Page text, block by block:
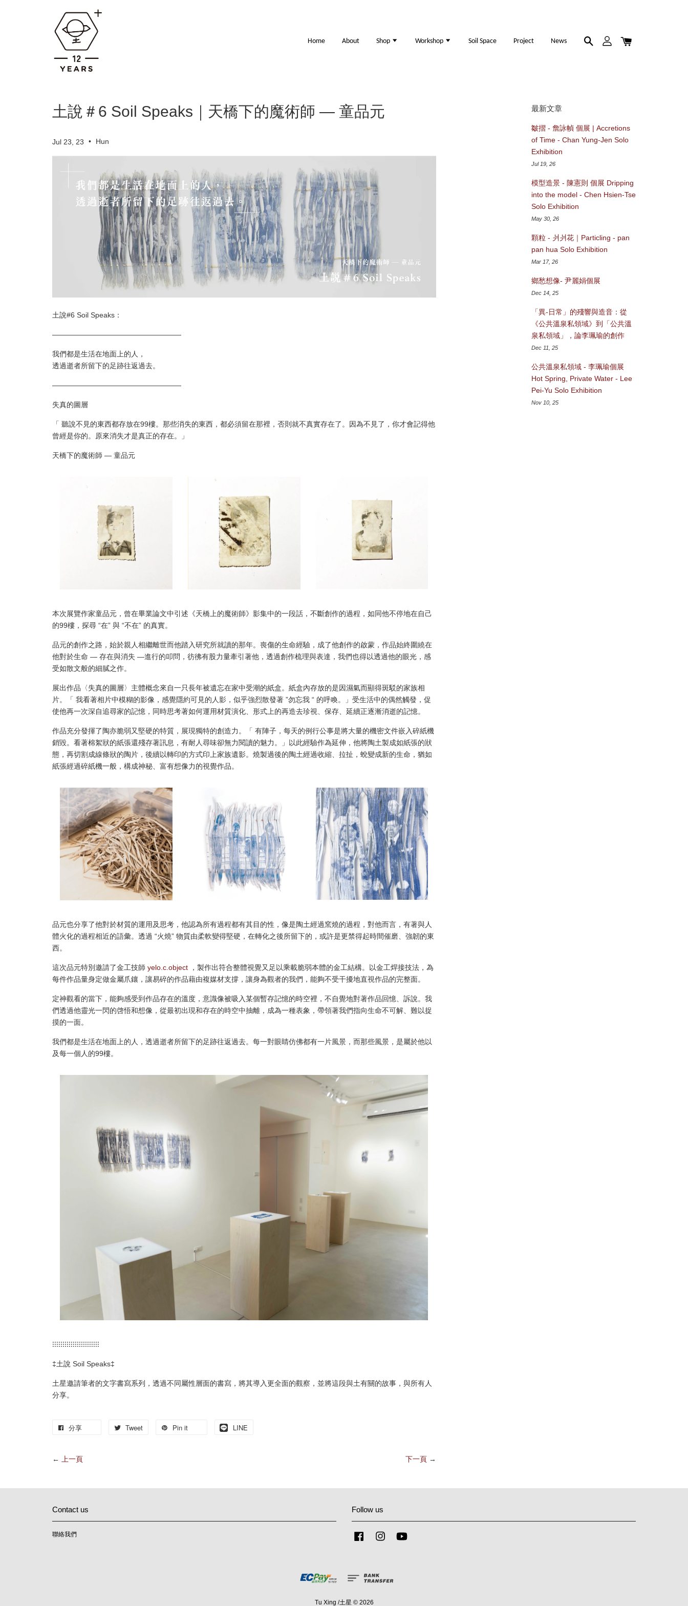
Home About Shop Workshop Soil Space Project News
土說＃6 Soil Speaks｜天橋下的魔術師 — 童品元
Jul 23, 23 • Hun
土說#6 Soil Speaks：
——————————————————
我們都是生活在地面上的人，
透過逝者所留下的足跡往返過去。
——————————————————
失真的圖層
「 聽說不見的東西都存放在99樓。那些消失的東西，都必須留在那裡，否則就不真實存在了。因為不見了，你才會記得他
曾經是你的。原來消失才是真正的存在。」
天橋下的魔術師 — 童品元
本次展覽作家童品元，曾在畢業論文中引述《天橋上的魔術師》影集中的一段話，不斷創作的過程，如同他不停地在自己
的99樓，探尋 “在” 與 “不在” 的真實。
品元的創作之路，始於親人相繼離世而他踏入研究所就讀的那年。喪傷的生命經驗，成了他創作的啟蒙，作品始終圍繞在
他對於生命 — 存在與消失 —進行的叩問，彷彿有股力量牽引著他，透過創作梳理與表達，我們也得以透過他的眼光，感
受如散文般的細膩之作。
展出作品〈失真的圖層〉主體概念來自一只長年被遺忘在家中受潮的紙盒。紙盒內存放的是因濕氣而顯得斑駁的家族相
片。「 我看著相片中模糊的影像，感覺隱約可見的人影，似乎強烈散發著 ”勿忘我 “ 的呼喚。」受生活中的偶然觸發，促
使他再一次深自追尋家的記憶，同時思考著如何運用材質演化、形式上的再造去珍視、保存、延續正逐漸消逝的記憶。
作品充分發揮了陶亦脆弱又堅硬的特質，展現獨特的創造力。「 有陣子，每天的例行公事是將大量的機密文件嵌入碎紙機
銷毀。看著棉絮狀的紙張還殘存著訊息，有耐人尋味卻無力閱讀的魅力。」以此經驗作為延伸，他將陶土製成如紙張的狀
態，再切割成線條狀的陶片，後續以轉印的方式印上家族遺影。燒製過後的陶土經過收縮、拉扯，蛻變成新的生命，猶如
紙張經過碎紙機一般，構成神秘、富有想像力的視覺作品。
品元也分享了他對於材質的運用及思考，他認為所有過程都有其目的性，像是陶土經過窯燒的過程，對他而言，有著與人
體火化的過程相近的語彙。透過 “火燒” 物質由柔軟變得堅硬，在轉化之後所留下的，或許是更禁得起時間催磨、強韌的東
西。
這次品元特別邀請了金工技師 yelo.c.object ，製作出符合整體視覺又足以乘載脆弱本體的金工結構。以金工焊接技法，為
每件作品量身定做金屬爪鑲，讓易碎的作品藉由複媒材支撐，讓身為觀者的我們，能夠不受干擾地直視作品的完整面。
定神觀看的當下，能夠感受到作品存在的溫度，意識像被吸入某個暫存記憶的時空裡，不自覺地對著作品回憶、訴說。我
們透過他靈光一閃的啓悟和想像，從最初出現和存在的時空中抽離，成為一種表象，帶領著我們指向生命不可解、難以捉
摸的一面。
我們都是生活在地面上的人，透過逝者所留下的足跡往返過去。每一對眼睛仿佛都有一片風景，而那些風景，是屬於他以
及每一個人的99樓。
⁝⁝⁝⁝⁝⁝⁝⁝⁝⁝⁝⁝⁝⁝⁝⁝⁝⁝⁝⁝⁝⁝⁝
‡土說 Soil Speaks‡
土星邀請筆者的文字書寫系列，透過不同屬性層面的書寫，將其導入更全面的觀察，並將這段與土有關的故事，與所有人
分享。
分享 Tweet Pin it LINE
← 上一頁 下一頁→
最新文章
皺摺 - 詹詠幀 個展 | Accretions
of Time - Chan Yung-Jen Solo
Exhibition
Jul 19, 26
模型造景 - 陳憲則 個展 Dripping
into the model - Chen Hsien-Tse
Solo Exhibition
May 30, 26
顆粒 - 爿爿花｜Particling - pan
pan hua Solo Exhibition
Mar 17, 26
鄉愁想像- 尹麗娟個展
Dec 14, 25
「異-日常」的殘響與造音：從
《公共溫泉私領域》到「公共溫
泉私領域」，論李珮瑜的創作
Dec 11, 25
公共溫泉私領域 - 李珮瑜個展
Hot Spring, Private Water - Lee
Pei-Yu Solo Exhibition
Nov 10, 25
Contact us
聯絡我們
Follow us
FacebookInstagram
Tu Xing /土星 © 2026